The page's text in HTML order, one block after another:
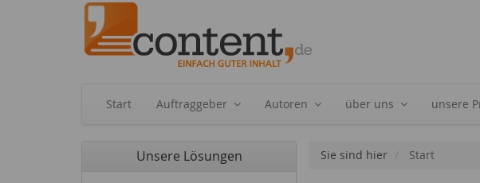
Start Auftraggeber Autoren über uns unsere
Unsere Lösungen Sie sind hier Start